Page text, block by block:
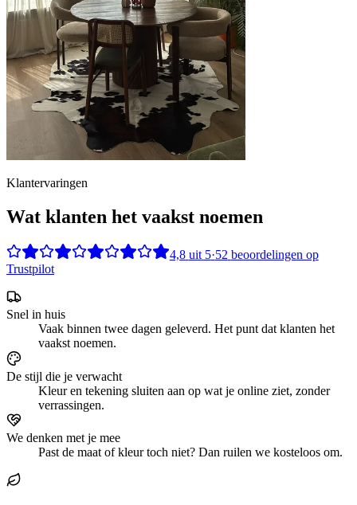
Klantervaringen
Wat klanten het vaakst noemen
4,8 uit5·52 beoordelingen op
Trustpilot
Snel in huis
Vaak binnen twee dagen geleverd. Het punt dat klanten het
vaakst noemen.
De stijl die je verwacht
Kleur en tekening sluiten aan op wat je online ziet, zonder
verrassingen.
We denken met je mee
Past de maat of kleur toch niet? Dan ruilen we kosteloos om.